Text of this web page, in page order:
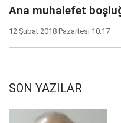
Ana muhalefet
12 Şubat 2018 Pazartesi 10:17
SON YAZILAR